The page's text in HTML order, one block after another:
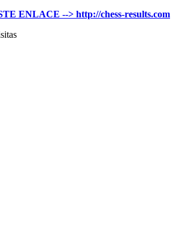
ENLACE --> http://chess-results.com